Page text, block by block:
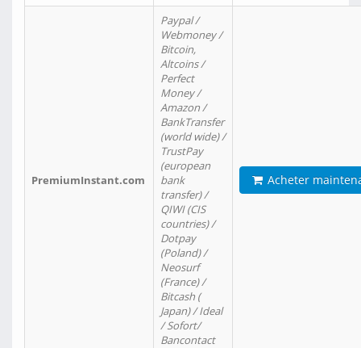
PremiumInstant.com
Paypal /
Webmoney /
Bitcoin,
Altcoins /
Perfect
Money /
Amazon /
BankTransfer
(world wide) /
TrustPay
(european
bank
transfer) /
QIWI (CIS
countries) /
Dotpay
(Poland) /
Neosurf
(France) /
Bitcash (
Japan) / Ideal
/ Sofort/
Bancontact
Acheter